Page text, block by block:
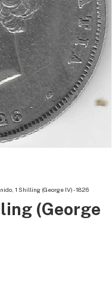
1 Shilling (George IV) - 1826
(George